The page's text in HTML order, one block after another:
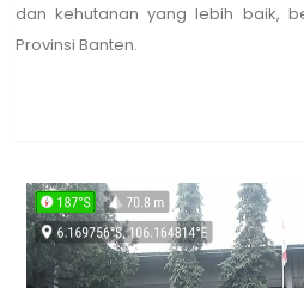
dan kehutanan yang lebih baik,
Provinsi Banten.